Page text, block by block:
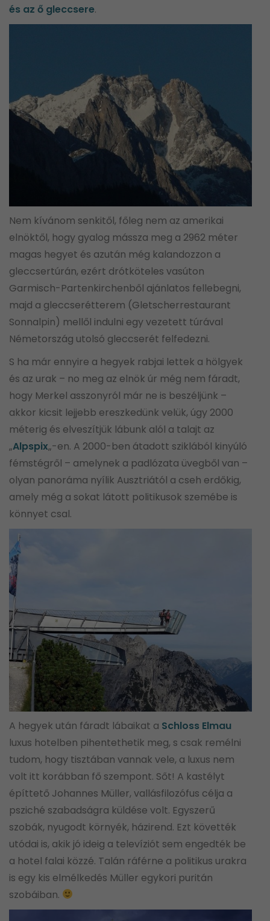
és az ő gleccsere.
Nem kívánom senkitől, főleg nem az amerikai
elnöktől, hogy gyalog mássza meg a 2962 méter
magas hegyet és azután még kalandozzon a
gleccsertúrán, ezért drótköteles vasúton
Garmisch-Partenkirchenből ajánlatos fellebegni,
majd a gleccserétterem (Gletscherrestaurant
Sonnalpin) mellől indulni egy vezetett túrával
Németország utolsó gleccserét felfedezni.
S ha már ennyire a hegyek rabjai lettek a hölgyek
és az urak – no meg az elnök úr még nem fáradt,
hogy Merkel asszonyról már ne is beszéljünk –
akkor kicsit lejjebb ereszkedünk velük, úgy 2000
méterig és elveszítjük lábunk alól a talajt az
„Alpspix„-en. A 2000-ben átadott sziklából kinyúló
fémstégről – amelynek a padlózata üvegből van –
olyan panoráma nyílik Ausztriától a cseh erdőkig,
amely még a sokat látott politikusok szemébe is
könnyet csal.
A hegyek után fáradt lábaikat a Schloss Elmau
luxus hotelben pihentethetik meg, s csak remélni
tudom, hogy tisztában vannak vele, a luxus nem
volt itt korábban fő szempont. Sőt! A kastélyt
építtető Johannes Müller, vallásfilozófus célja a
psziché szabadságra küldése volt. Egyszerű
szobák, nyugodt környék, házirend. Ezt követték
utódai is, akik jó ideig a televíziót sem engedték be
a hotel falai közzé. Talán ráférne a politikus urakra
is egy kis elmélkedés Müller egykori puritán
szobáiban.